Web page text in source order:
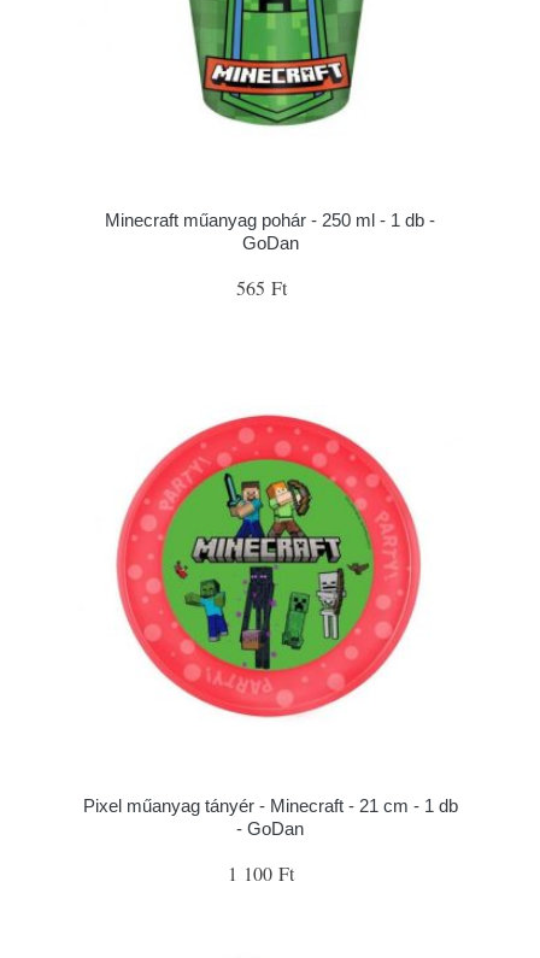
Minecraft műanyag pohár - 250 ml - 1 db -
GoDan
565 Ft
Pixel műanyag tányér - Minecraft - 21 cm - 1 db
- GoDan
1 100 Ft